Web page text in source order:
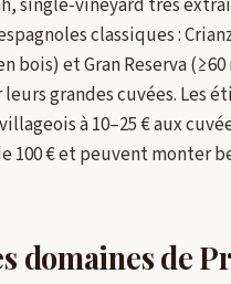
single-vineyard très
classiques :
bois) et Gran Reserva
grandes cuvées.
à 10–25 € aux
100 € et peuvent monter
domaines de